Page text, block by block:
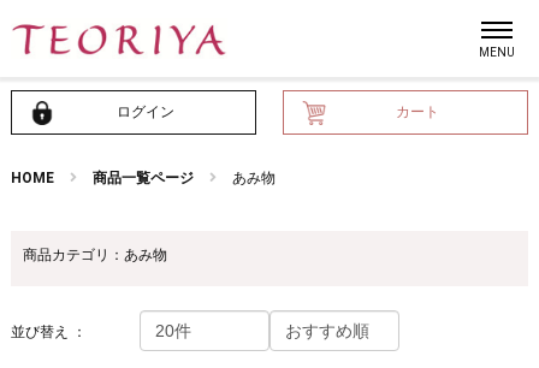
ログイン カート
HOME 商品一覧ページ あみ物
商品カテゴリ：あみ物
並び替え ：